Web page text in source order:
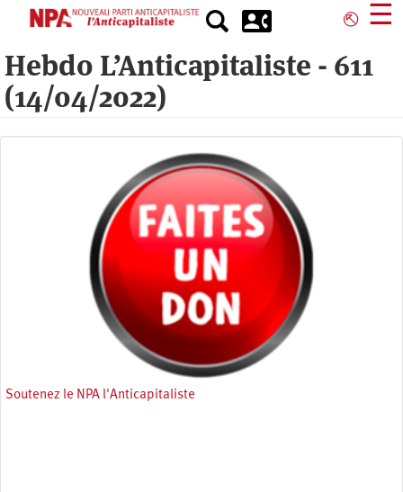
principal
⎋ ☰
Hebdo L’Anticapitaliste - 611
(14/04/2022)
Soutenez le NPA l'Anticapitaliste